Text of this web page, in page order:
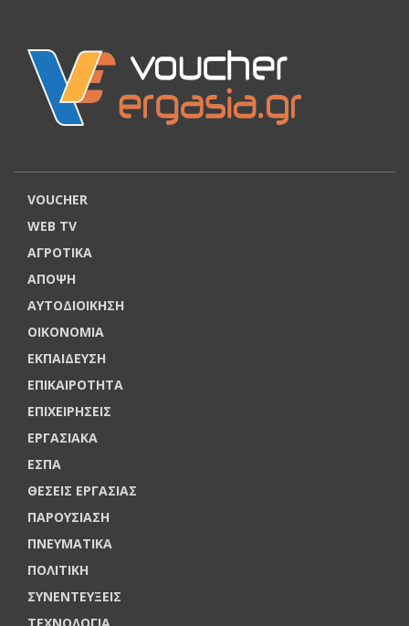
VOUCHER
WEB TV
ΑΓΡΟΤΙΚΑ
ΑΠΟΨΗ
ΑΥΤΟΔΙΟΙΚΗΣΗ
ΟΙΚΟΝΟΜΙΑ
ΕΚΠΑΙΔΕΥΣΗ
ΕΠΙΚΑΙΡΟΤΗΤΑ
ΕΠΙΧΕΙΡΗΣΕΙΣ
ΕΡΓΑΣΙΑΚΑ
ΕΣΠΑ
ΘΕΣΕΙΣ ΕΡΓΑΣΙΑΣ
ΠΑΡΟΥΣΙΑΣΗ
ΠΝΕΥΜΑΤΙΚΑ
ΠΟΛΙΤΙΚΗ
ΣΥΝΕΝΤΕΥΞΕΙΣ